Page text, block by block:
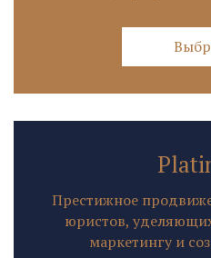
Престижное
юристов,
маркетингу и